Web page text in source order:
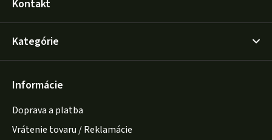
Kontakt
Kategórie
Informácie
Doprava a platba
Vrátenie tovaru / Reklamácie